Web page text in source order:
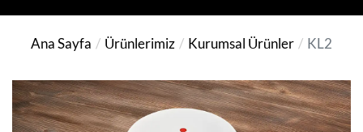
Ana Sayfa Ürünlerimiz Kurumsal Ürünler KL2